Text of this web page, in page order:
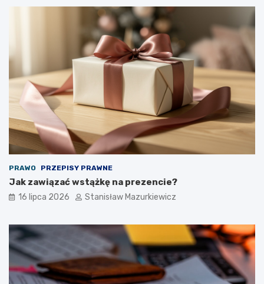
PRAWO PRZEPISY PRAWNE
Jak zawiązać wstążkę na prezencie?
16 lipca 2026 Stanisław Mazurkiewicz